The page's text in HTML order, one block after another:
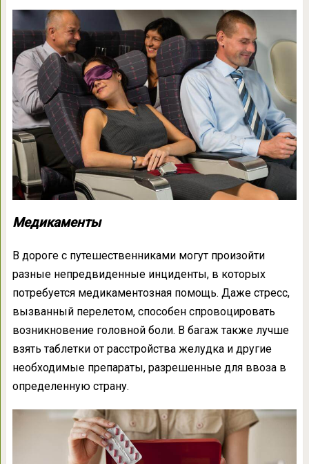
Медикаменты
В дороге с путешественниками могут произойти
разные непредвиденные инциденты, в которых
потребуется медикаментозная помощь. Даже стресс,
вызванный перелетом, способен спровоцировать
возникновение головной боли. В багаж также лучше
взять таблетки от расстройства желудка и другие
необходимые препараты, разрешенные для ввоза в
определенную страну.